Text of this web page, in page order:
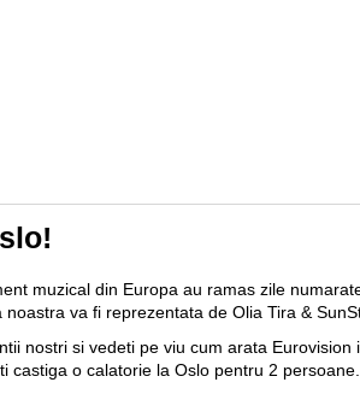
muzical din Europa au ramas zile
va fi reprezentata de Olia Tira &
nostri si vedeti pe viu cum arata
castiga o calatorie la Oslo pentru 2 persoane.